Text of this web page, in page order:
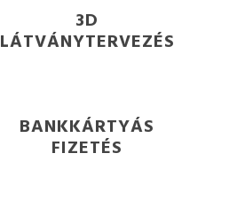
3D
LÁTVÁNYTERVEZÉS
BANKKÁRTYÁS
FIZETÉS